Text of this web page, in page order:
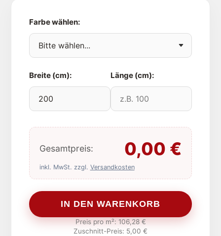
Farbe wählen:
Breite (cm): Länge (cm):
Gesamtpreis: 0,00 €
inkl. MwSt. zzgl. Versandkosten
IN DEN WARENKORB
Preis pro m²: 106,28€
Zuschnitt-Preis: 5,00 €